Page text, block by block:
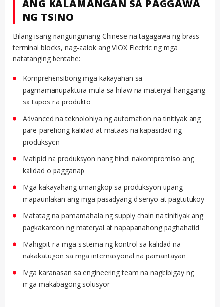
ANG KALAMANGAN SA PAGGAWA
NG TSINO
Bilang isang nangungunang Chinese na tagagawa ng brass
terminal blocks, nag-aalok ang VIOX Electric ng mga
natatanging bentahe:
Komprehensibong mga kakayahan sa
pagmamanupaktura mula sa hilaw na materyal hanggang
sa tapos na produkto
Advanced na teknolohiya ng automation na tinitiyak ang
pare-parehong kalidad at mataas na kapasidad ng
produksyon
Matipid na produksyon nang hindi nakompromiso ang
kalidad o pagganap
Mga kakayahang umangkop sa produksyon upang
mapaunlakan ang mga pasadyang disenyo at pagtutukoy
Matatag na pamamahala ng supply chain na tinitiyak ang
pagkakaroon ng materyal at napapanahong paghahatid
Mahigpit na mga sistema ng kontrol sa kalidad na
nakakatugon sa mga internasyonal na pamantayan
Mga karanasan sa engineering team na nagbibigay ng
mga makabagong solusyon